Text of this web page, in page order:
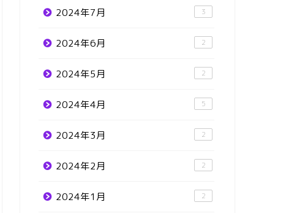
2024年7月 3
2024年6月 2
2024年5月 2
2024年4月 5
2024年3月 2
2024年2月 2
2024年1月 2